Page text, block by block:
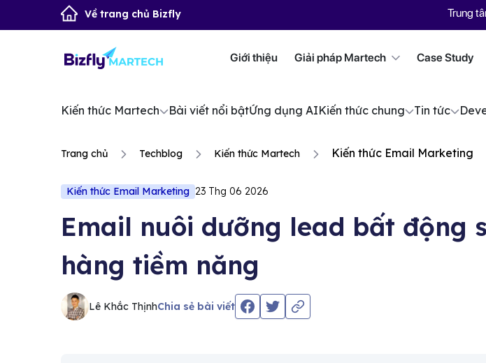
Về trang chủ Bizfly Trung
Giới thiệu Giải pháp Martech Case Study
Kiến thức Martech Bài viết nổi bậtỨng dụng AIKiến thức chung Tin tức
Trang chủ Techblog Kiến thức Martech Kiến thức Email Marketing
Kiến thức Email Marketing 23 Thg 06 2026
Email nuôi dưỡng lead bất động
hàng tiềm năng
Lê Khắc ThịnhChia sẻ bài viết